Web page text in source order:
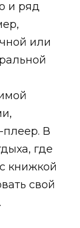
и ряд
или
плеер. В
где
книжкой
свой